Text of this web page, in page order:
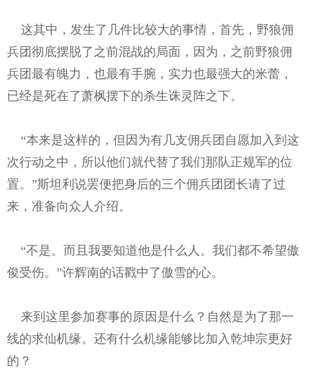
这其中，发生了几件比较大的事情，首先，野狼佣
兵团彻底摆脱了之前混战的局面，因为，之前野狼佣
兵团最有魄力，也最有手腕，实力也最强大的米蕾，
已经是死在了萧枫摆下的杀生诛灵阵之下。
“本来是这样的，但因为有几支佣兵团自愿加入到这
次行动之中，所以他们就代替了我们那队正规军的位
置。”斯坦利说罢便把身后的三个佣兵团团长请了过
来，准备向众人介绍。
“不是。而且我要知道他是什么人。我们都不希望傲
俊受伤。”许辉南的话戳中了傲雪的心。
来到这里参加赛事的原因是什么？自然是为了那一
线的求仙机缘。还有什么机缘能够比加入乾坤宗更好
的？